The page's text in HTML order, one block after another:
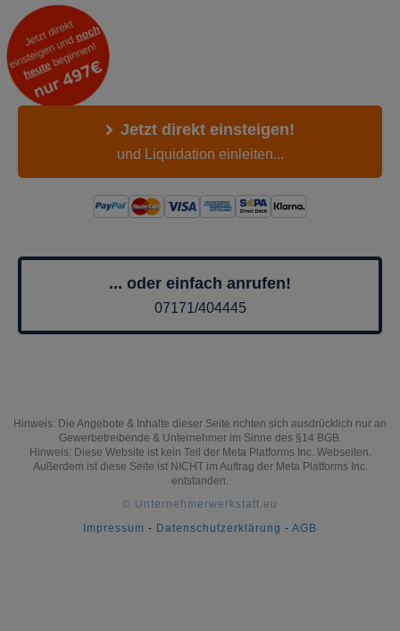
Jetzt direkt einsteigen!
und Liquidation einleiten...
... oder einfach anrufen!
07171/404445
Hinweis: Die Angebote & Inhalte dieser Seite richten sich ausdrücklich nur an
Gewerbetreibende & Unternehmer im Sinne des §14 BGB.
Hinweis: Diese Website ist kein Teil der Meta Platforms Inc. Webseiten.
Außerdem ist diese Seite ist NICHT im Auftrag der Meta Platforms Inc.
entstanden.
© Unternehmerwerkstatt.eu
Impressum - Datenschutzerklärung - AGB